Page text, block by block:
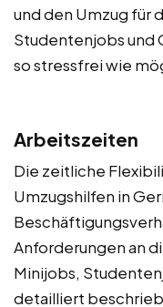
und den Umzug für
Studentenjobs und
so stressfrei wie
Arbeitszeiten
Die zeitliche
Umzugshilfen in
Anforderungen an
Minijobs,
detailliert